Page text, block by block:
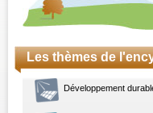
Les thèmes de
Développement